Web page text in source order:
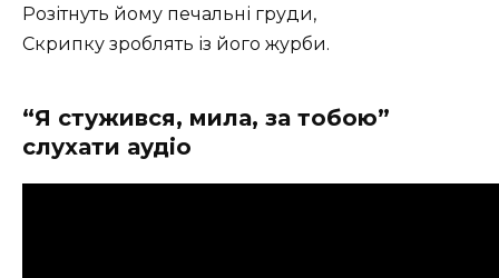
Розітнуть йому печальні груди,
Скрипку зроблять із його журби.
“Я стужився, мила, за тобою”
слухати аудіо